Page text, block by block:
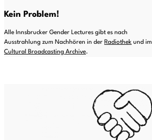
Kein Problem!
Alle Innsbrucker Gender Lectures gibt es nach
Ausstrahlung zum Nachhören in der Radiothek und im
Cultural Broadcasting Archive.